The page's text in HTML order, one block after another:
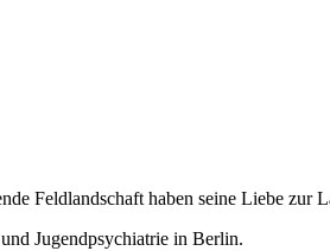
Feldlandschaft haben seine Liebe zur
Jugendpsychiatrie in Berlin.